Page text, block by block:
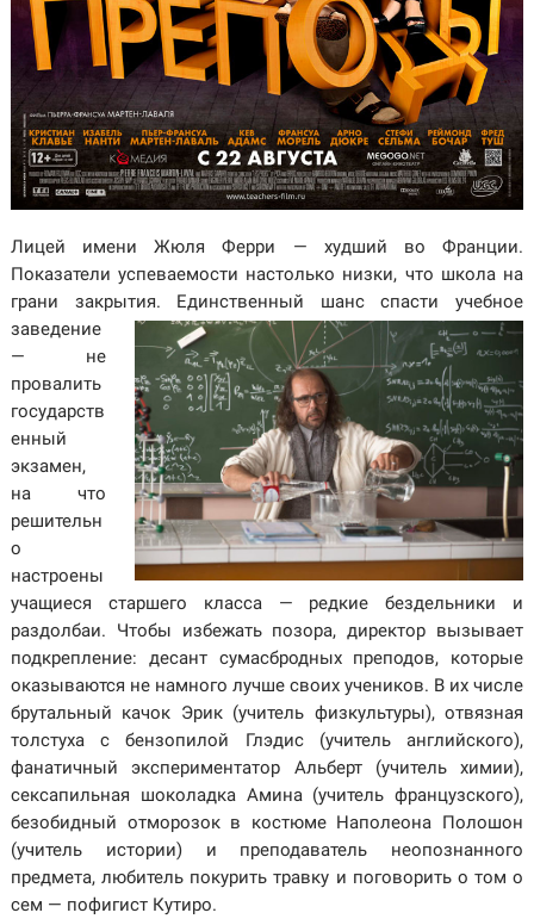
Лицей имени Жюля Ферри — худший во Франции.
Показатели успеваемости настолько низки, что школа на
грани закрытия. Единственный шанс спасти учебное
заведение
— не
провалить
государств
енный
экзамен,
на что
решительн
о
настроены
учащиеся старшего класса — редкие бездельники и
раздолбаи. Чтобы избежать позора, директор вызывает
подкрепление: десант сумасбродных преподов, которые
оказываются не намного лучше своих учеников. В их числе
брутальный качок Эрик (учитель физкультуры), отвязная
толстуха с бензопилой Глэдис (учитель английского),
фанатичный экспериментатор Альберт (учитель химии),
сексапильная шоколадка Амина (учитель французского),
безобидный отморозок в костюме Наполеона Полошон
(учитель истории) и преподаватель неопознанного
предмета, любитель покурить травку и поговорить о том о
сем — пофигист Кутиро.